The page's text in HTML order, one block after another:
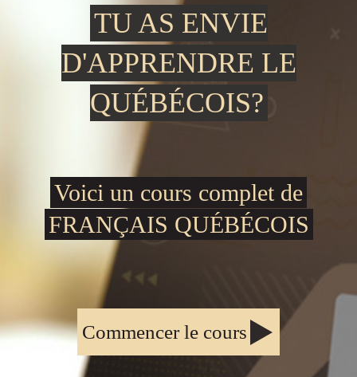
TU AS ENVIE
D'APPRENDRE LE
QUÉBÉCOIS?
Voici un cours complet de
FRANÇAIS QUÉBÉCOIS
Commencer le cours